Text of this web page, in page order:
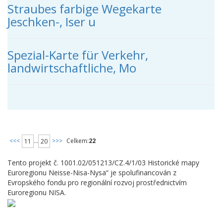
Straubes farbige Wegekarte
Jeschken-, Iser u
Spezial-Karte für Verkehr,
landwirtschaftliche, Mo
<<< 11 ... 20 >>> Celkem:22
Tento projekt č. 1001.02/051213/CZ.4/1/03 Historické mapy
Euroregionu Neisse-Nisa-Nysa“ je spolufinancován z
Evropského fondu pro regionální rozvoj prostřednictvím
Euroregionu NISA.